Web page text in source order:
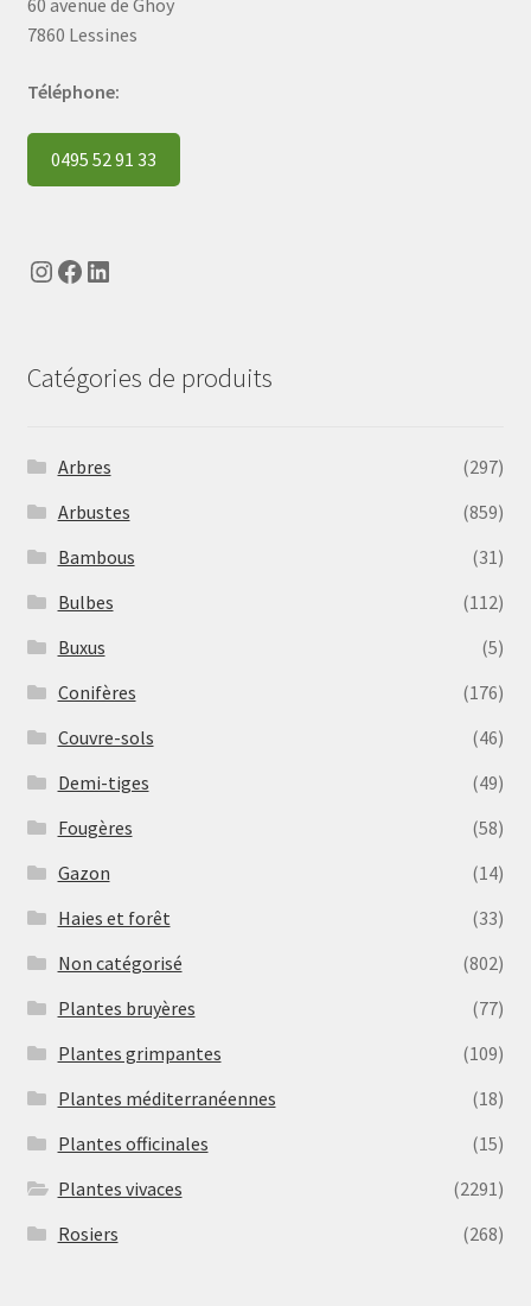
60 avenue de Ghoy
7860 Lessines
Téléphone:
0495 52 91 33
Instagram
Facebook
LinkedIn
Catégories de produits
Arbres
(297)
Arbustes
(859)
Bambous
(31)
Bulbes
(112)
Buxus
(5)
Conifères
(176)
Couvre-sols
(46)
Demi-tiges
(49)
Fougères
(58)
Gazon
(14)
Haies et forêt
(33)
Non catégorisé
(802)
Plantes bruyères
(77)
Plantes grimpantes
(109)
Plantes méditerranéennes
(18)
Plantes officinales
(15)
Plantes vivaces
(2291)
Rosiers
(268)